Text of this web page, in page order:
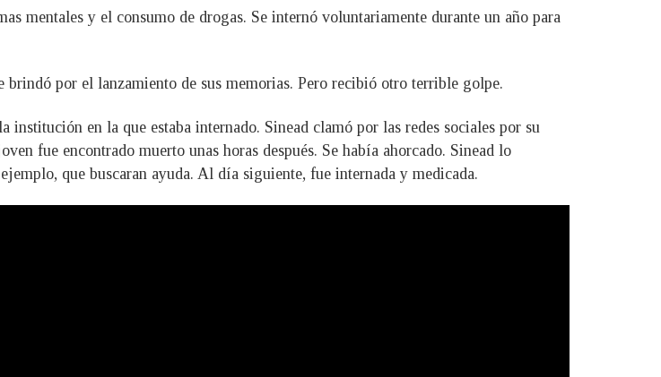
mentales y el consumo de drogas. Se internó voluntariamente durante un año para
brindó por el lanzamiento de sus memorias. Pero recibió otro terrible golpe.
en la que estaba internado. Sinead clamó por las redes sociales por su
fue encontrado muerto unas horas después. Se había ahorcado. Sinead lo
que buscaran ayuda. Al día siguiente, fue internada y medicada.